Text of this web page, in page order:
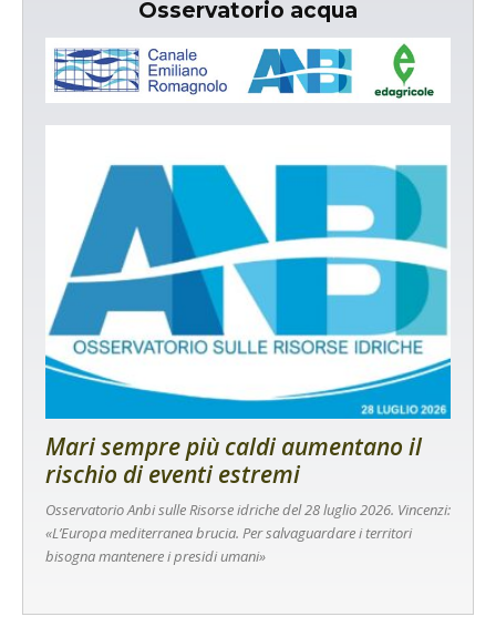
Osservatorio acqua
Mari sempre più caldi aumentano il
rischio di eventi estremi
Osservatorio Anbi sulle Risorse idriche del 28 luglio 2026. Vincenzi:
«L’Europa mediterranea brucia. Per salvaguardare i territori
bisogna mantenere i presidi umani»